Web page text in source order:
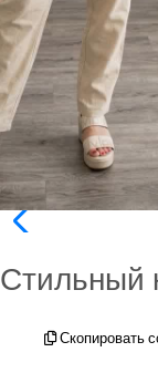
Стильный
Скопировать